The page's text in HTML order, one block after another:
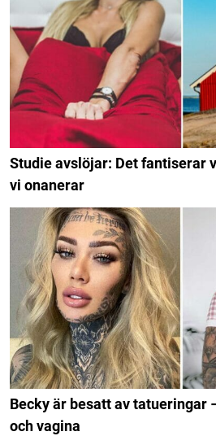
Studie avslöjar: Det fantiserar
vi onanerar
Becky är besatt av tatueringar
och vagina